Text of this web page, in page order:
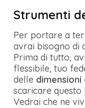
Strumenti
Per portare a
avrai bisogno di
Prima di tutto,
flessibile, tuo
delle
scaricare
Vedrai che ne